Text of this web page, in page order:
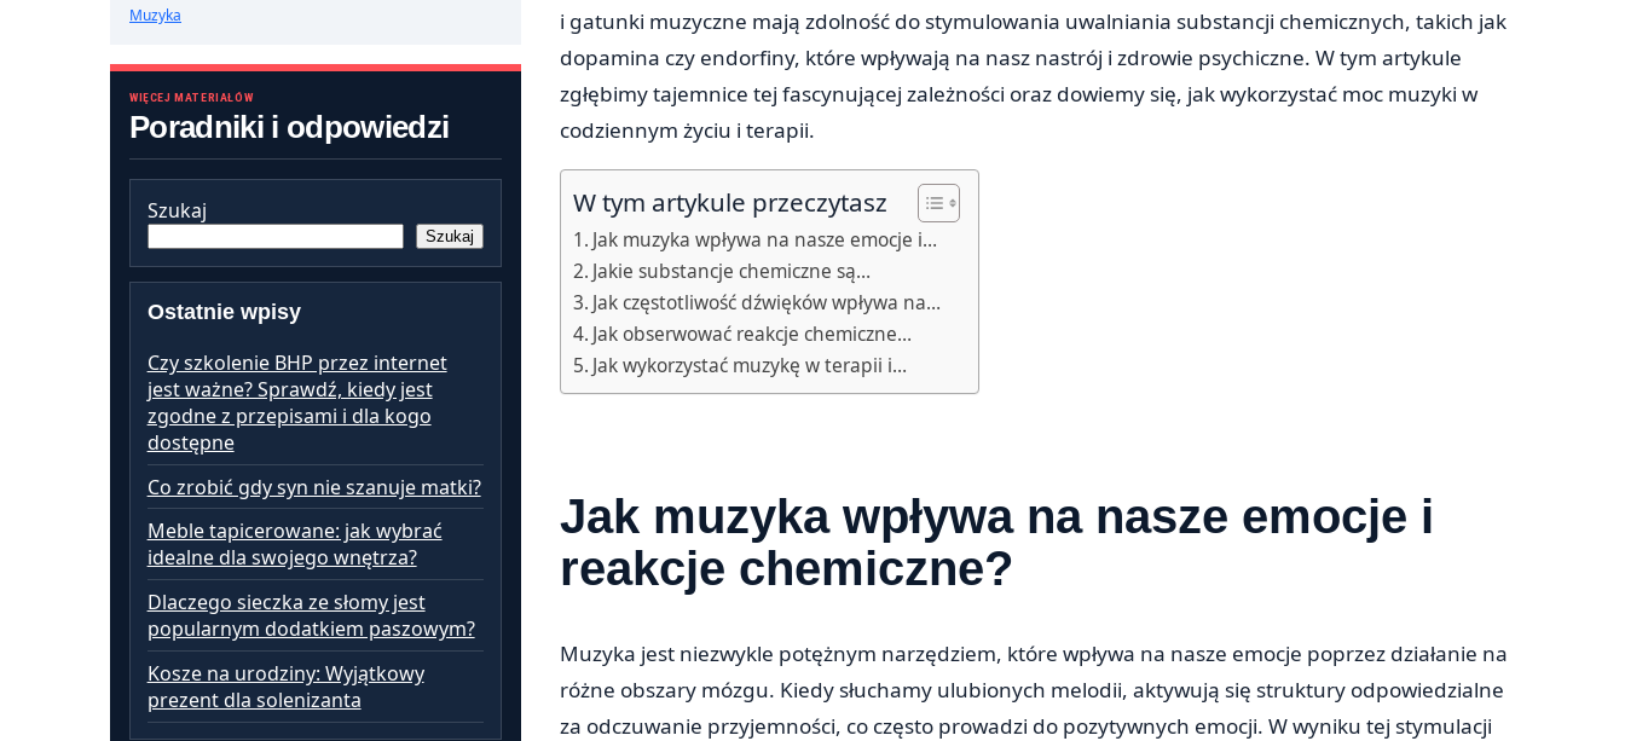
Muzyka
WIĘCEJ MATERIAŁÓW
Poradniki i odpowiedzi
Szukaj
Szukaj
Ostatnie wpisy
Czy szkolenie BHP przez internet
jest ważne? Sprawdź, kiedy jest
zgodne z przepisami i dla kogo
dostępne
Co zrobić gdy syn nie szanuje matki?
Meble tapicerowane: jak wybrać
idealne dla swojego wnętrza?
Dlaczego sieczka ze słomy jest
popularnym dodatkiem paszowym?
Kosze na urodziny: Wyjątkowy
prezent dla solenizanta
i gatunki muzyczne mają zdolność do stymulowania uwalniania substancji chemicznych, takich jak
dopamina czy endorfiny, które wpływają na nasz nastrój i zdrowie psychiczne. W tym artykule
zgłębimy tajemnice tej fascynującej zależności oraz dowiemy się, jak wykorzystać moc muzyki w
codziennym życiu i terapii.
W tym artykule przeczytasz
Jak muzyka wpływa na nasze emocje i…
Jakie substancje chemiczne są…
Jak częstotliwość dźwięków wpływa na…
Jak obserwować reakcje chemiczne…
Jak wykorzystać muzykę w terapii i…
Jak muzyka wpływa na nasze emocje i
reakcje chemiczne?
Muzyka jest niezwykle potężnym narzędziem, które wpływa na nasze emocje poprzez działanie na
różne obszary mózgu. Kiedy słuchamy ulubionych melodii, aktywują się struktury odpowiedzialne
za odczuwanie przyjemności, co często prowadzi do pozytywnych emocji. W wyniku tej stymulacji